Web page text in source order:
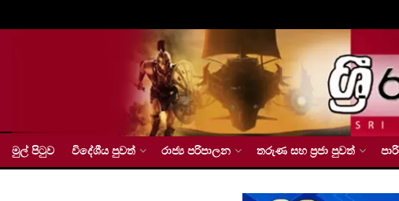
මුල් පිටුව විදේශීය පුවත් රාජ්‍ය පරිපාලන තරුණ සහ ප්‍රජා පුවත්